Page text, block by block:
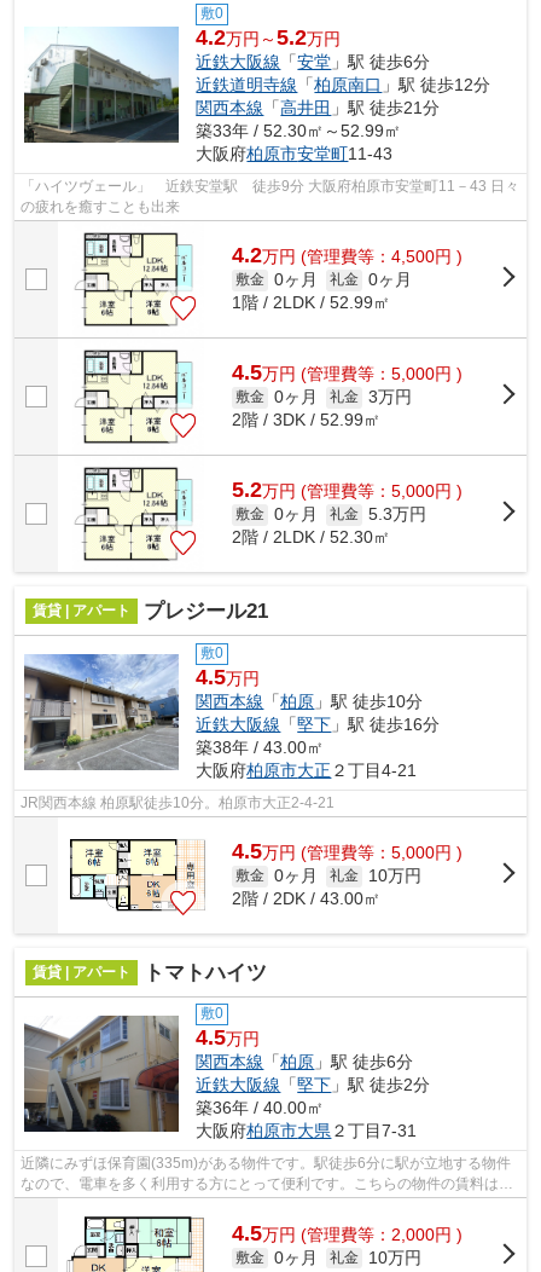
敷0
4.2万円～5.2万円
近鉄大阪線 「安堂 」駅 徒歩6分
近鉄道明寺線 「柏原南口 」駅 徒歩12分
関西本線 「高井田 」駅 徒歩21分
築33年 / 52.30㎡～52.99㎡
大阪府柏原市安堂町11-43
「ハイツヴェール」 近鉄安堂駅 徒歩9分 大阪府柏原市安堂町11－43 日々
の疲れを癒すことも出来
4.2万円 (管理費等：4,500円 )
敷金 0ヶ月 礼金 0ヶ月
1階 / 2LDK / 52.99㎡
4.5万円 (管理費等：5,000円 )
敷金 0ヶ月 礼金 3万円
2階 / 3DK / 52.99㎡
5.2万円 (管理費等：5,000円 )
敷金 0ヶ月 礼金 5.3万円
2階 / 2LDK / 52.30㎡
賃貸 | アパート プレジール21
敷0
4.5万円
関西本線 「柏原 」駅 徒歩10分
近鉄大阪線 「堅下 」駅 徒歩16分
築38年 / 43.00㎡
大阪府柏原市大正 ２丁目4-21
JR関西本線 柏原駅徒歩10分。柏原市大正2-4-21
4.5万円 (管理費等：5,000円 )
敷金 0ヶ月 礼金
10万円
2階 / 2DK / 43.00㎡
賃貸 | アパート トマトハイツ
敷0
4.5万円
関西本線 「柏原 」駅 徒歩6分
近鉄大阪線 「堅下 」駅 徒歩2分
築36年 / 40.00㎡
大阪府柏原市大県２丁目7-31
近隣にみずほ保育園(335m)がある物件です。駅徒歩6分に駅が立地する物件
なので、電車を多く利用する方にとって便利です。こちらの物件の賃料は4.5
4.5万円 (管理費等：2,000円 )
敷金 0ヶ月 礼金
10万円